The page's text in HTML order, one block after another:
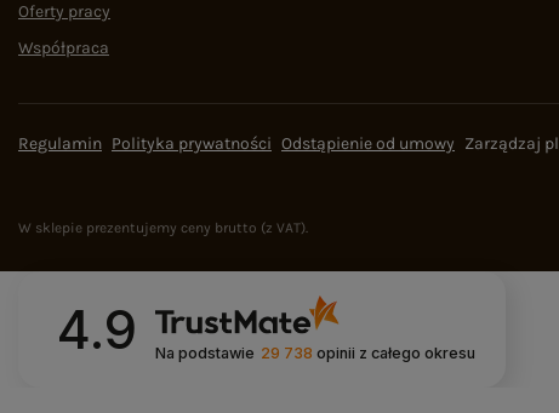
Oferty pracy
Współpraca
Regulamin Polityka prywatności Odstąpienie od umowy Zarządzaj
W sklepie prezentujemy ceny brutto (z VAT).
4.9 Na podstawie 29 738 opinii z całego okresu